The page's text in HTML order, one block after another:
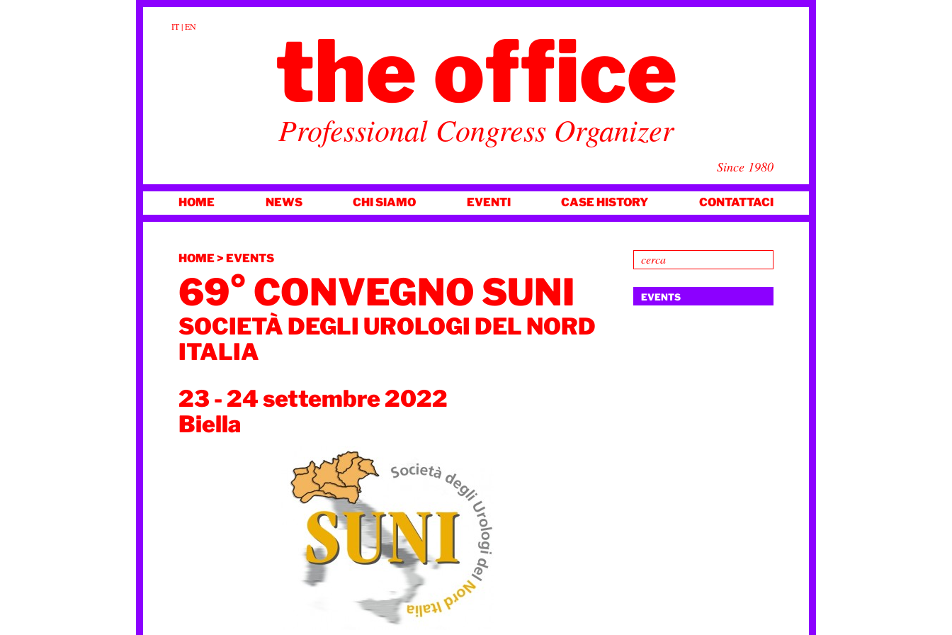
IT|EN the office
Professional Congress Organizer
Since 1980
AL
HOME NEWS CHI SIAMO EVENTI CASE HISTORY CONTATTACI
HOME> EVENTS
69° CONVEGNO SUNI
SOCIETÀ DEGLI UROLOGI DEL NORD
ITALIA
23 - 24 settembre 2022
Biella
EVENTS